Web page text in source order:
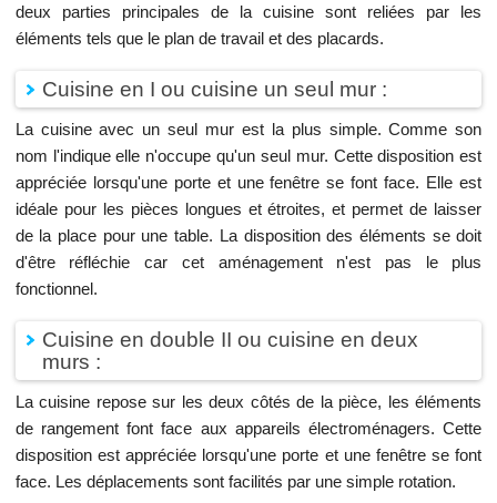
deux parties principales de la cuisine sont reliées par les
éléments tels que le plan de travail et des placards.
Cuisine en I ou cuisine un seul mur :
La cuisine avec un seul mur est la plus simple. Comme son
nom l'indique elle n'occupe qu'un seul mur. Cette disposition est
appréciée lorsqu'une porte et une fenêtre se font face. Elle est
idéale pour les pièces longues et étroites, et permet de laisser
de la place pour une table. La disposition des éléments se doit
d'être réfléchie car cet aménagement n'est pas le plus
fonctionnel.
Cuisine en double II ou cuisine en deux
murs :
La cuisine repose sur les deux côtés de la pièce, les éléments
de rangement font face aux appareils électroménagers. Cette
disposition est appréciée lorsqu'une porte et une fenêtre se font
face. Les déplacements sont facilités par une simple rotation.